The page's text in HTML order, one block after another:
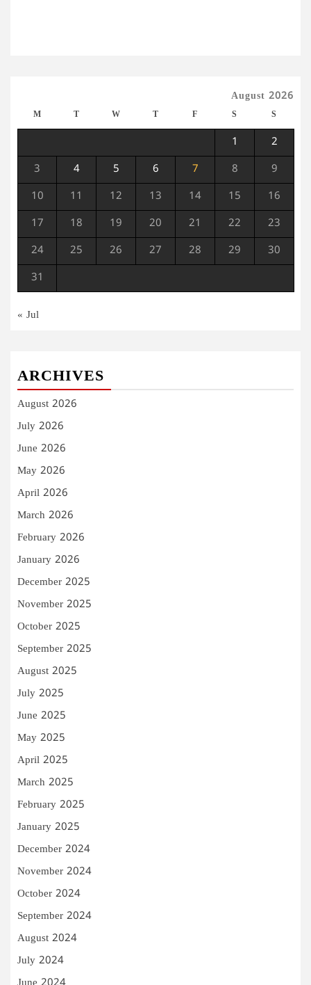
August 2026
M T W T F S S
1 2
3 4 5 6 7 8 9
10 11 12 13 14 15 16
17 18 19 20 21 22 23
24 25 26 27 28 29 30
31
« Jul
ARCHIVES
August 2026
July 2026
June 2026
May 2026
April 2026
March 2026
February 2026
January 2026
December 2025
November 2025
October 2025
September 2025
August 2025
July 2025
June 2025
May 2025
April 2025
March 2025
February 2025
January 2025
December 2024
November 2024
October 2024
September 2024
August 2024
July 2024